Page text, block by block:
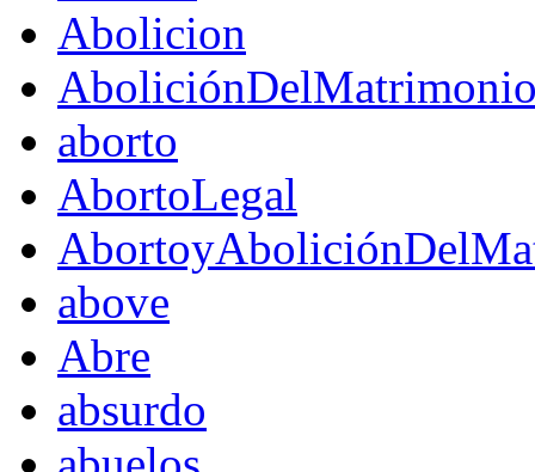
Abolicion
aborto
AbortoLegal
above
Abre
absurdo